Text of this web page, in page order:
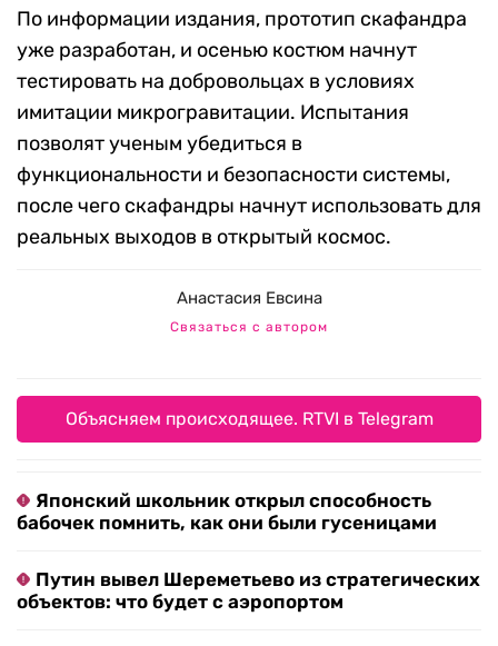
По информации издания, прототип скафандра
уже разработан, и осенью костюм начнут
тестировать на добровольцах в условиях
имитации микрогравитации. Испытания
позволят ученым убедиться в
функциональности и безопасности системы,
после чего скафандры начнут использовать для
реальных выходов в открытый космос.
Анастасия Евсина
Связаться с автором
Объясняем происходящее. RTVI в Telegram
Японский школьник открыл способность
бабочек помнить, как они были гусеницами
Путин вывел Шереметьево из стратегических
объектов: что будет с аэропортом